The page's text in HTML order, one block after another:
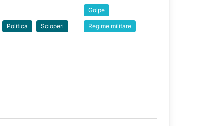
Politica Scioperi
Golpe
Regime militare